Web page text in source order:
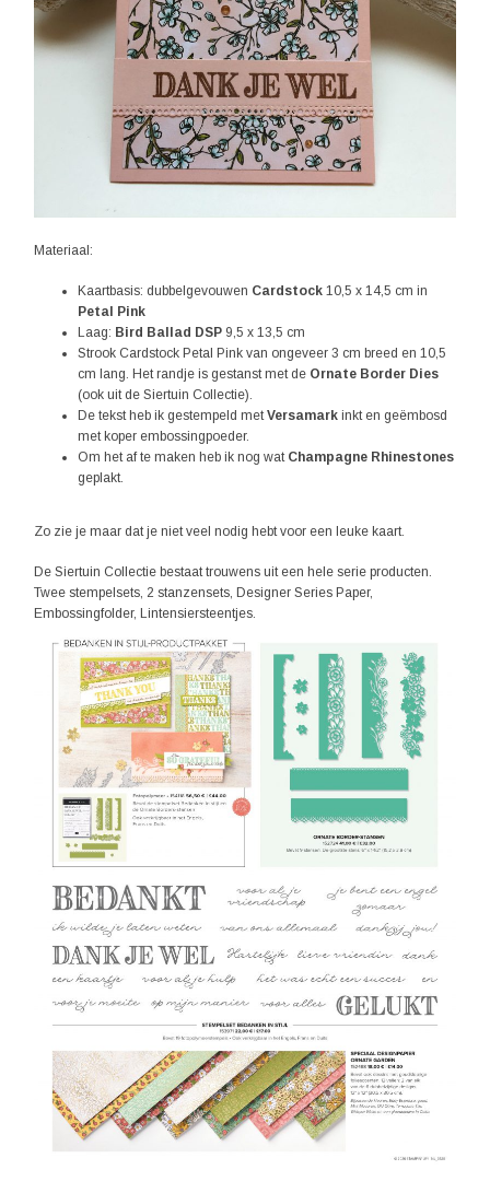
Materiaal:
Kaartbasis: dubbelgevouwen Cardstock 10,5 x 14,5 cm in
Petal Pink
Laag: Bird Ballad DSP 9,5 x 13,5 cm
Strook Cardstock Petal Pink van ongeveer 3 cm breed en 10,5
cm lang. Het randje is gestanst met de Ornate Border Dies
(ook uit de Siertuin Collectie).
De tekst heb ik gestempeld metVersamark inkt en geëmbosd
met koper embossingpoeder.
Om het af te maken heb ik nog wat Champagne Rhinestones
geplakt.
Zo zie je maar dat je niet veel nodig hebt voor een leuke kaart.
De Siertuin Collectie bestaat trouwens uit een hele serie producten.
Twee stempelsets, 2 stanzensets, Designer Series Paper,
Embossingfolder, Lintensiersteentjes.